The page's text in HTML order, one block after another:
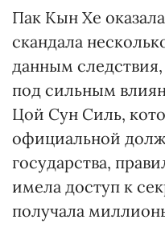
Пак Кын Хе
скандала
данным
под сильным
Цой Сун Силь,
официальной
государства,
имела доступ к
получала